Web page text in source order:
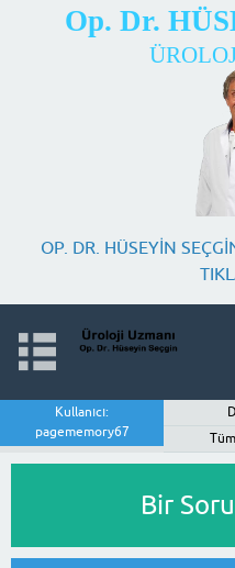
Op. Dr.
OP. DR. HÜSEYİN
Kullanıcı:
pagememory67
Bir